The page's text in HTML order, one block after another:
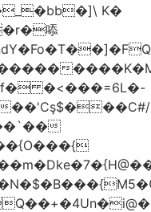
K�
�<���=6L�-
��'Cş$���C#/
��`��